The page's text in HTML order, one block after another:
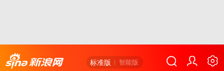
标准版 智能版